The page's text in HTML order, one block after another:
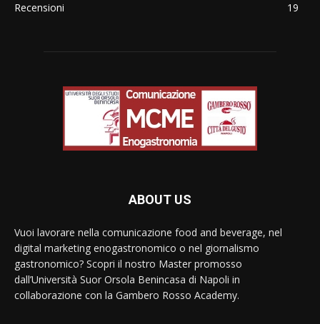
Recensioni
19
ABOUT US
Vuoi lavorare nella comunicazione food and beverage, nel
digital marketing enogastronomico o nel giornalismo
gastronomico? Scopri il nostro Master promosso
dall’Università Suor Orsola Benincasa di Napoli in
collaborazione con la Gambero Rosso Academy.